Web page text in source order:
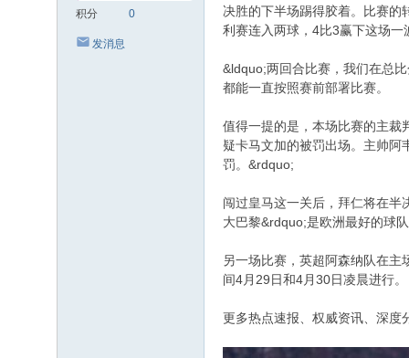
积分 0
发消息
决胜的下半场踢得胶着。比赛
利赛连入两球，4比3赢下这场一
&ldquo;两回合比赛，我们在总
都能一直按照赛前部署比赛。
值得一提的是，本场比赛的主裁
疑卡马文加的被罚出场。主帅
罚。&rdquo;
闯过皇马这一关后，拜仁将在
大巴黎&rdquo;是欧洲最好的球
另一场比赛，英超阿森纳队在
间4月29日和4月30日凌晨进行。
更多热点速报、权威资讯、深度